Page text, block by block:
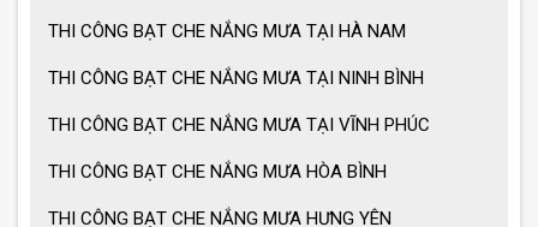
Ô dù che nắng mưa giá tốt
THI CÔNG BẠT CHE NẮNG MƯA TẠI HÀ NAM
THI CÔNG BẠT CHE NẮNG MƯA TẠI NINH BÌNH
THI CÔNG BẠT CHE NẮNG MƯA TẠI VĨNH PHÚC
THI CÔNG BẠT CHE NẮNG MƯA HÒA BÌNH
THI CÔNG BẠT CHE NẮNG MƯA HƯNG YÊN